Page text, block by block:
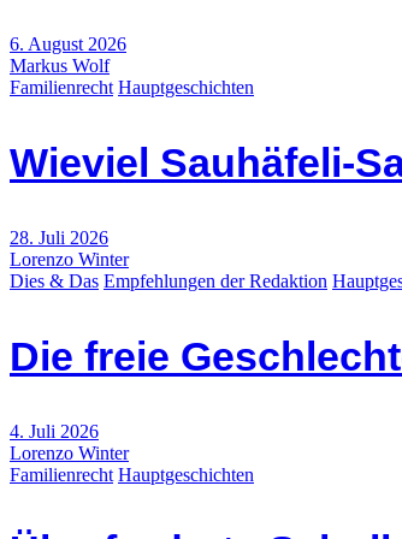
6. August 2026
Markus Wolf
Familienrecht Hauptgeschichten
Wieviel Sauhäfeli-
28. Juli 2026
Lorenzo Winter
Dies & Das Empfehlungen der Redaktion
Die freie
4. Juli 2026
Lorenzo Winter
Familienrecht Hauptgeschichten